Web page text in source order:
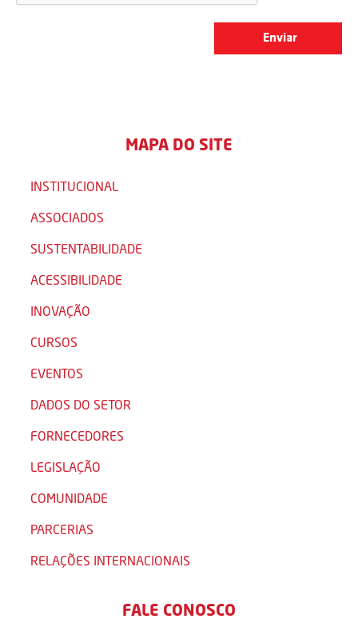
MAPA DO SITE
INSTITUCIONAL
ASSOCIADOS
SUSTENTABILIDADE
ACESSIBILIDADE
INOVAÇÃO
CURSOS
EVENTOS
DADOS DO SETOR
FORNECEDORES
LEGISLAÇÃO
COMUNIDADE
PARCERIAS
RELAÇÕES INTERNACIONAIS
FALE CONOSCO